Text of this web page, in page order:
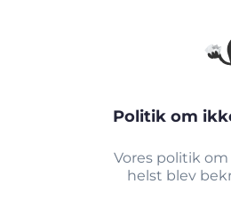
Politik om
Vores politik
helst blev